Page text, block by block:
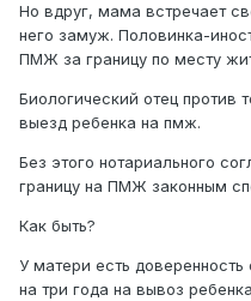
Но вдруг, мама встречает
него замуж. Половинка-
ПМЖ за границу по месту
Биологический отец против
выезд ребенка на пмж.
Без этого нотариального
границу на ПМЖ законным
Как быть?
У матери есть
на три года на вывоз